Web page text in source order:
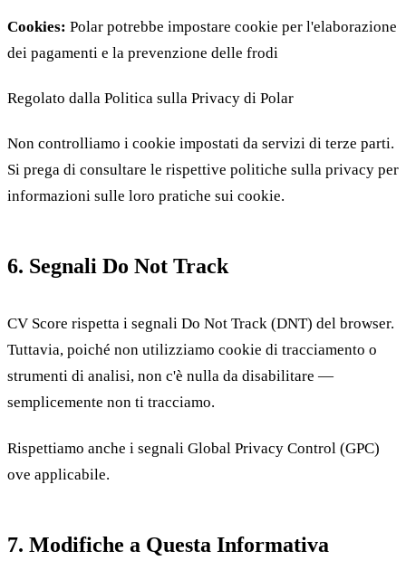
Cookies: Polar potrebbe impostare cookie per l'elaborazione
dei pagamenti e la prevenzione delle frodi
Regolato dalla Politica sulla Privacy di Polar
Non controlliamo i cookie impostati da servizi di terze parti.
Si prega di consultare le rispettive politiche sulla privacy per
informazioni sulle loro pratiche sui cookie.
6. Segnali Do Not Track
CV Score rispetta i segnali Do Not Track (DNT) del browser.
Tuttavia, poiché non utilizziamo cookie di tracciamento o
strumenti di analisi, non c'è nulla da disabilitare —
semplicemente non ti tracciamo.
Rispettiamo anche i segnali Global Privacy Control (GPC)
ove applicabile.
7. Modifiche a Questa Informativa